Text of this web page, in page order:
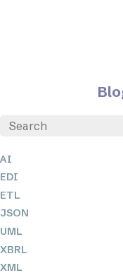
AI
EDI
ETL
JSON
UML
XBRL
XML